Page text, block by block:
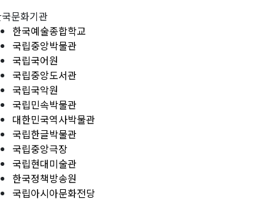
문화기관
한국예술종합학교
국립중앙박물관
국립국어원
국립중앙도서관
국립국악원
국립민속박물관
대한민국역사박물관
국립한글박물관
국립중앙극장
국립현대미술관
한국정책방송원
국립아시아문화전당